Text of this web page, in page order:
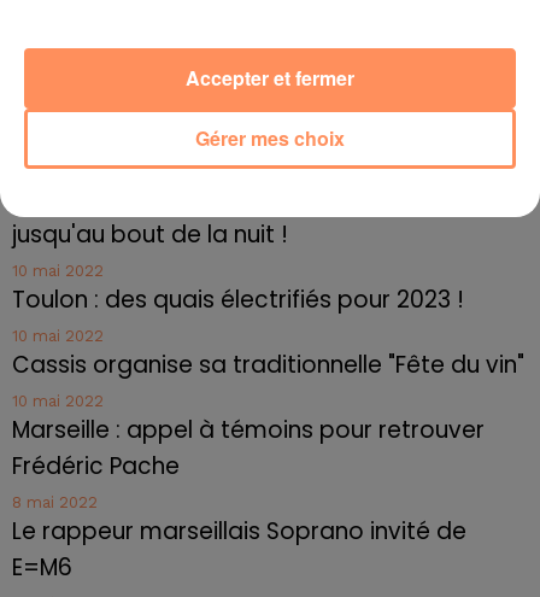
Marseille : une application pour mettre en
relation extras et...
27 juin 2022
jusqu'au bout de la nuit !
10 mai 2022
Toulon : des quais électrifiés pour 2023 !
10 mai 2022
Cassis organise sa traditionnelle "Fête du vin"
10 mai 2022
Marseille : appel à témoins pour retrouver
Frédéric Pache
8 mai 2022
Le rappeur marseillais Soprano invité de
E=M6
Gérer mes choix
Accepter et fermer